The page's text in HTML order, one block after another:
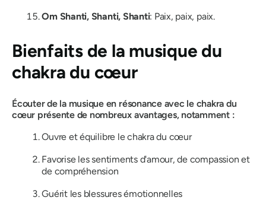
Om Shanti, Shanti, Shanti: Paix, paix, paix.
Bienfaits de la musique du
chakra du cœur
Écouter de la musique en résonance avec le chakra du
cœur présente de nombreux avantages, notamment :
Ouvre et équilibre le chakra du cœur
Favorise les sentiments d'amour, de compassion et
de compréhension
Guérit les blessures émotionnelles